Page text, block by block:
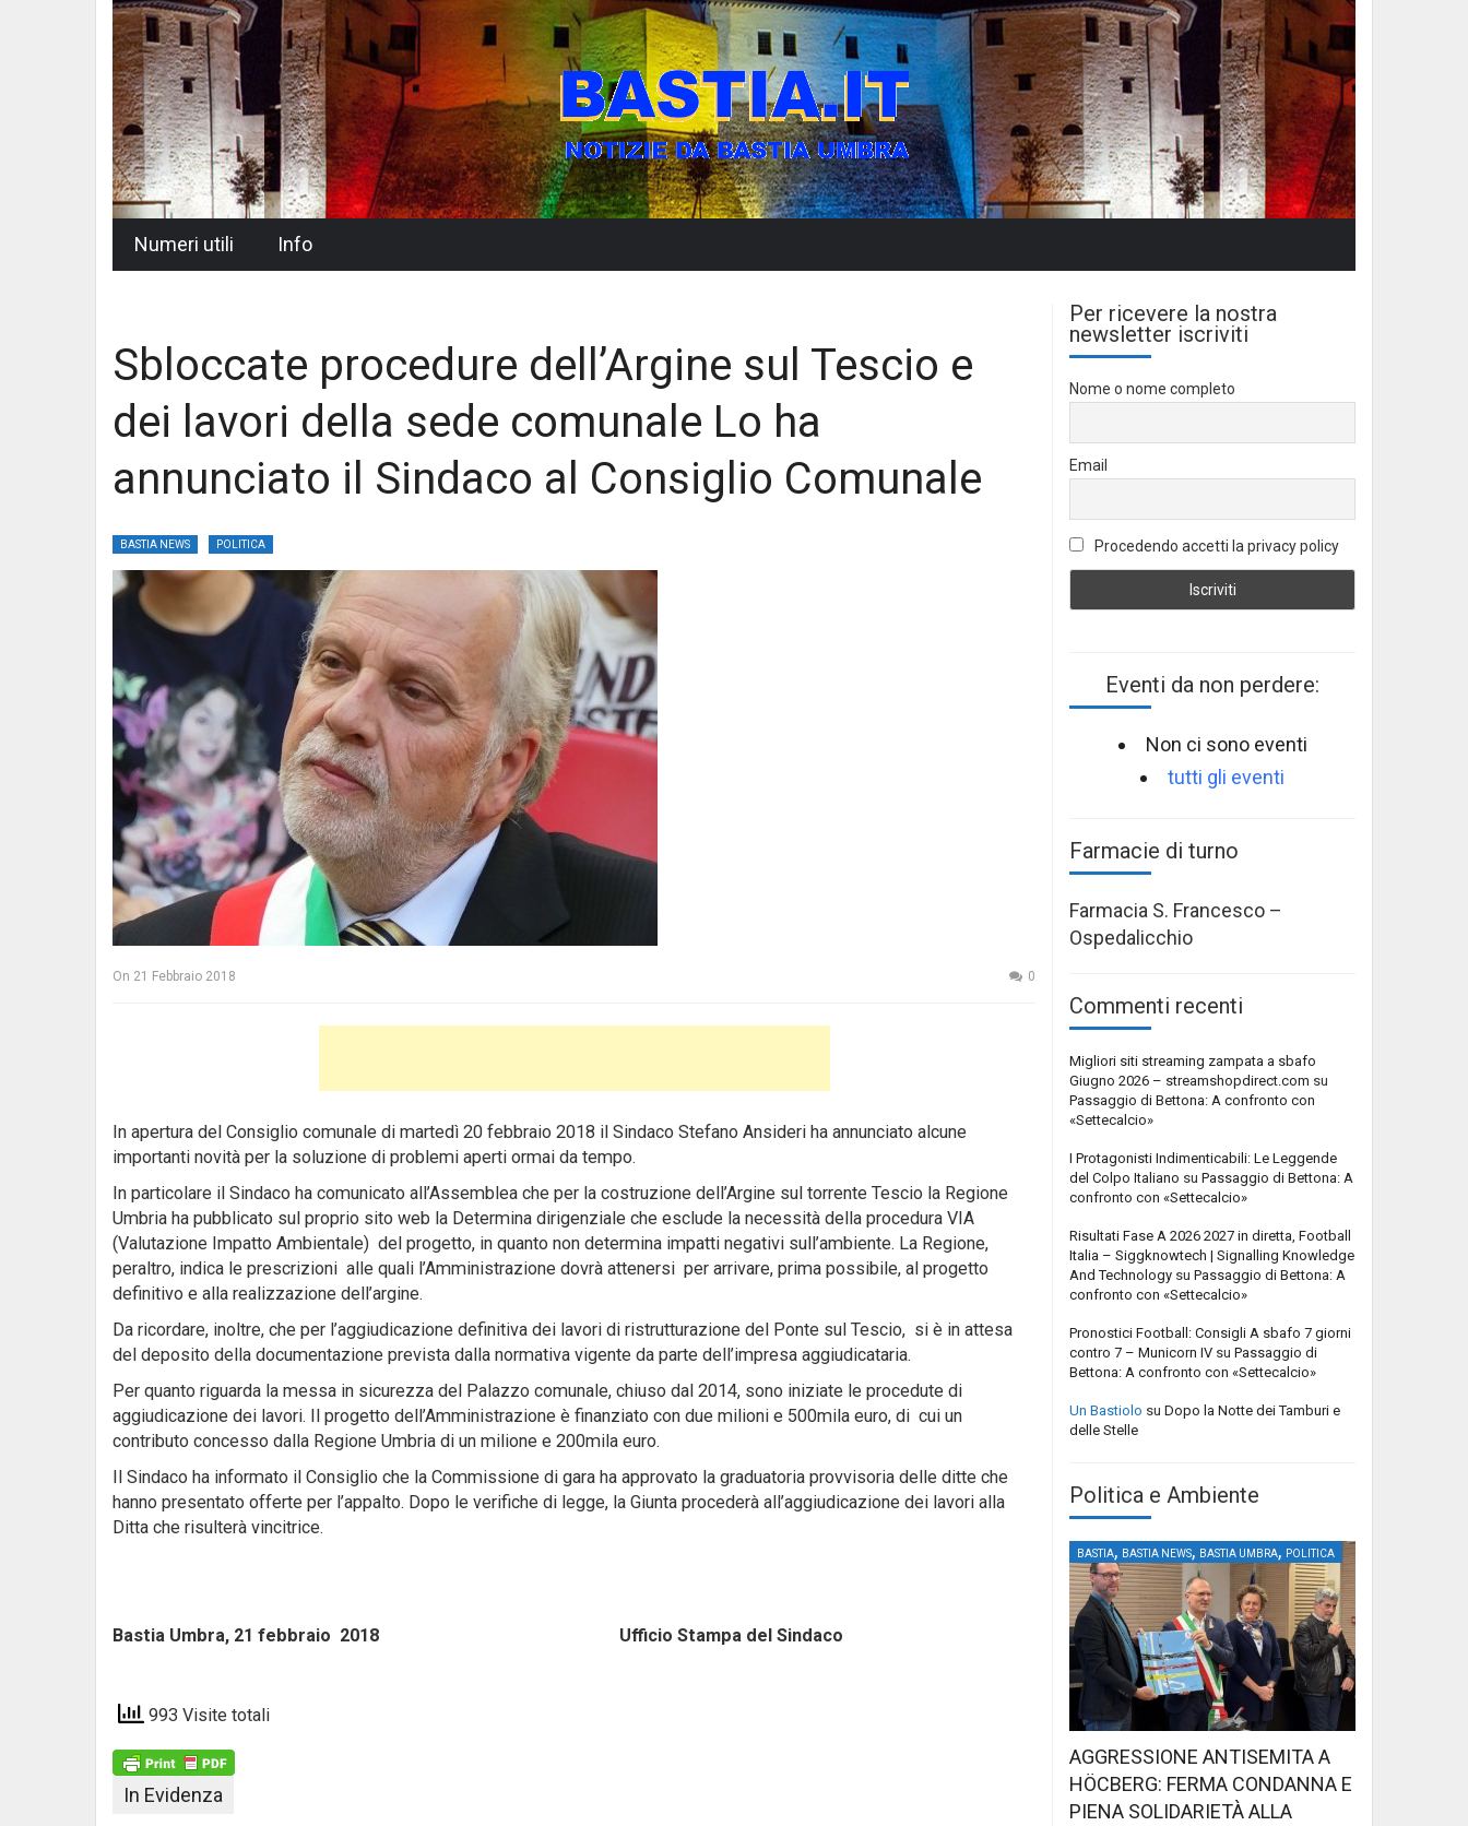
Numeri utili Info
Sbloccate procedure dell’Argine sul Tescio e
dei lavori della sede comunale Lo ha
annunciato il Sindaco al Consiglio Comunale
BASTIA NEWS POLITICA
On 21 Febbraio 2018 0
In apertura del Consiglio comunale di martedì 20 febbraio 2018 il Sindaco Stefano Ansideri ha annunciato alcune
importanti novità per la soluzione di problemi aperti ormai da tempo.
In particolare il Sindaco ha comunicato all’Assemblea che per la costruzione dell’Argine sul torrente Tescio la Regione
Umbria ha pubblicato sul proprio sito web la Determina dirigenziale che esclude la necessità della procedura VIA
(Valutazione Impatto Ambientale) del progetto, in quanto non determina impatti negativi sull’ambiente. La Regione,
peraltro, indica le prescrizioni alle quali l’Amministrazione dovrà attenersi per arrivare, prima possibile, al progetto
definitivo e alla realizzazione dell’argine.
Da ricordare, inoltre, che per l’aggiudicazione definitiva dei lavori di ristrutturazione del Ponte sul Tescio, si è in attesa
del deposito della documentazione prevista dalla normativa vigente da parte dell’impresa aggiudicataria.
Per quanto riguarda la messa in sicurezza del Palazzo comunale, chiuso dal 2014, sono iniziate le procedute di
aggiudicazione dei lavori. Il progetto dell’Amministrazione è finanziato con due milioni e 500mila euro, di cui un
contributo concesso dalla Regione Umbria di un milione e 200mila euro.
Il Sindaco ha informato il Consiglio che la Commissione di gara ha approvato la graduatoria provvisoria delle ditte che
hanno presentato offerte per l’appalto. Dopo le verifiche di legge, la Giunta procederà all’aggiudicazione dei lavori alla
Ditta che risulterà vincitrice.
Bastia Umbra, 21 febbraio 2018 Ufficio Stampa del Sindaco
993 Visite totali
In Evidenza
Per ricevere la nostra
newsletter iscriviti
Nome o nome completo
Email
Procedendo accetti la privacy policy
Eventi da non perdere:
Non ci sono eventi
tutti gli eventi
Farmacie di turno
Farmacia S. Francesco –
Ospedalicchio
Commenti recenti
Migliori siti streaming zampata a sbafo
Giugno 2026 – streamshopdirect.com su
Passaggio di Bettona: A confronto con
«Settecalcio»
I Protagonisti Indimenticabili: Le Leggende
del Colpo Italiano su Passaggio di Bettona: A
confronto con «Settecalcio»
Risultati Fase A 2026 2027 in diretta, Football
Italia – Siggknowtech | Signalling Knowledge
And Technology su Passaggio di Bettona: A
confronto con «Settecalcio»
Pronostici Football: Consigli A sbafo 7 giorni
contro 7 – Municorn IV su Passaggio di
Bettona: A confronto con «Settecalcio»
Un Bastiolo su Dopo la Notte dei Tamburi e
delle Stelle
Politica e Ambiente
BASTIA, BASTIA NEWS, BASTIA UMBRA, POLITICA
AGGRESSIONE ANTISEMITA A
HÖCBERG: FERMA CONDANNA E
PIENA SOLIDARIETÀ ALLA